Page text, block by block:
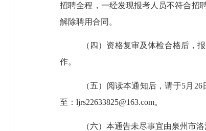
招聘全程，一经发现报考人员不符合招
解除聘用合同。
（四）资格复审及体检合格后，
作。
（五）阅读本通知后，请于5月 26
至：ljrs22633825@163.com。
（六）本通告未尽事宜由泉州市洛